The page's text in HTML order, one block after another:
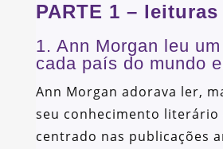
PARTE 1 –
1. Ann Morgan leu
cada país do mundo
Ann Morgan adorava ler,
seu conhecimento literário
centrado nas publicações